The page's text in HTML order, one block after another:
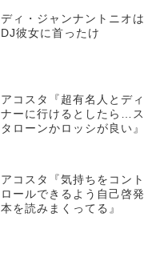
ディ・ジャンナントニオは
DJ彼女に首ったけ
アコスタ『超有名人とディ
ナーに行けるとしたら…ス
タローンかロッシが良い』
アコスタ『気持ちをコント
ロールできるよう自己啓発
本を読みまくってる』